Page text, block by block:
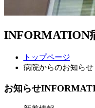
INFORMATION
トップページ
病院からのお知らせ
お知らせ